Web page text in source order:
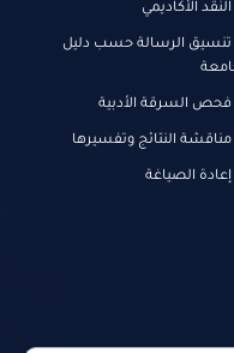
النقد الأكاديمي
تنسيق الرسالة حسب دليل
فحص السرقة الأدبية
مناقشة النتائج وتفسيرها
إعادة الصياغة